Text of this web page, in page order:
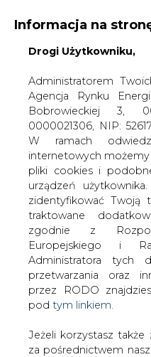
KONTAKT:
WYDAWCA PORTALU:
WYSOKI KONTRAST
WŁĄCZ
Informacja na
Drogi Użytkowniku,
Administratorem
Agencja Rynku
Bobrowieckiej 3,
0000021306, NIP:
W ramach
internetowych możemy
pliki cookies i
urządzeń
zidentyfikować Twoją
traktowane
zgodnie z
Europejskiego i
Administratora tych
przetwarzania oraz
przez RODO
pod tym linkiem.
Jeżeli korzystasz
za pośrednictwem